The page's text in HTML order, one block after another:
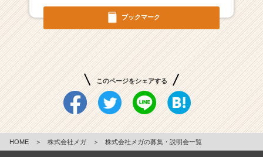
広
海
ジ
ネ
ス
イ
フ
ラ
ブックマーク
このページをシェアする
HOME ＞ 株式会社メガ ＞ 株式会社メガの募集・説明会一覧